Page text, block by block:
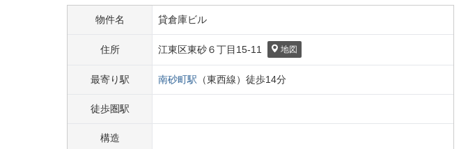
物件名 貸倉庫ビル
住所 江東区東砂６丁目 15-11 地図
最寄り駅 南砂町駅 （東西線） 徒歩14分
徒歩圏駅
構造